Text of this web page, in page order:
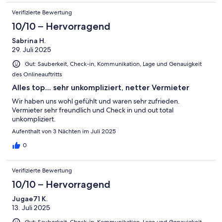
Verifizierte Bewertung
10/10 – Hervorragend
Sabrina H.
29. Juli 2025
Gut: Sauberkeit, Check-in, Kommunikation, Lage und Genauigkeit
des Onlineauftritts
Alles top... sehr unkompliziert, netter Vermieter
Wir haben uns wohl gefühlt und waren sehr zufrieden.
Vermieter sehr freundlich und Check in und out total
unkompliziert.
Aufenthalt von 3 Nächten im Juli 2025
0
Verifizierte Bewertung
10/10 – Hervorragend
Jugae71 K.
13. Juli 2025